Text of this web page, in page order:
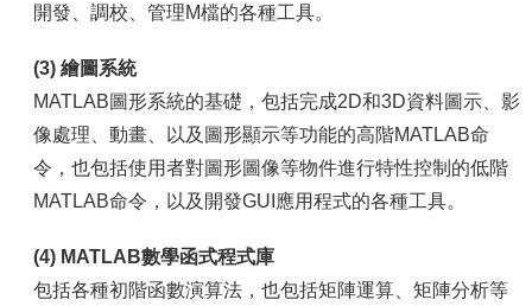
開發、調校、管理M檔的各種工具。
(3) 繪圖系統
MATLAB圖形系統的基礎，包括完成2D和3D資料圖示、影
像處理、動畫、以及圖形顯示等功能的高階MATLAB命
令，也包括使用者對圖形圖像等物件進行特性控制的低階
MATLAB命令，以及開發GUI應用程式的各種工具。
(4) MATLAB數學函式程式庫
包括各種初階函數演算法，也包括矩陣運算、矩陣分析等